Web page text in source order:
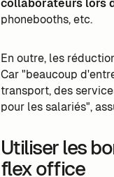
collaborateurs lors
phonebooths, etc.
En outre, les
Car "beaucoup
transport, des
pour les salariés",
Utiliser les
flex office